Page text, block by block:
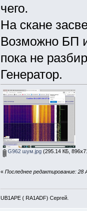
чего.
На скане
Возможно БП
пока не
Генератор.
G962 шум.jpg(295.14 КБ,
« Последнее редактирование: 28
UB1APE ( RA1ADF) Сергей.